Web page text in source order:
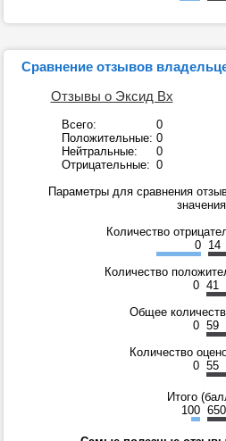
Сравнение отзывов
Отзывы о Эксид Вх
Всего:
0
Положительные: 0
Нейтральные:
0
Отрицательные: 0
Параметры для сравнения
Количество
0 14
Количество
0 41
Общее
0 59
Количество
0 55
Итого
100 650